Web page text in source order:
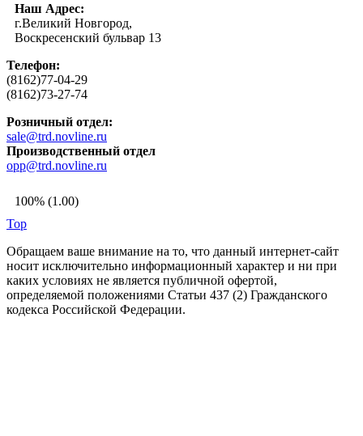
Наш Адрес:
г.Великий Новгород,
Воскресенский бульвар 13
Телефон:
(8162)77-04-29
(8162)73-27-74
Розничный отдел:
sale@trd.novline.ru
Производственный отдел
opp@trd.novline.ru
100% (1.00)
Top
Обращаем ваше внимание на то, что данный интернет-сайт
носит исключительно информационный характер и ни при
каких условиях не является публичной офертой,
определяемой положениями Статьи 437 (2) Гражданского
кодекса Российской Федерации.